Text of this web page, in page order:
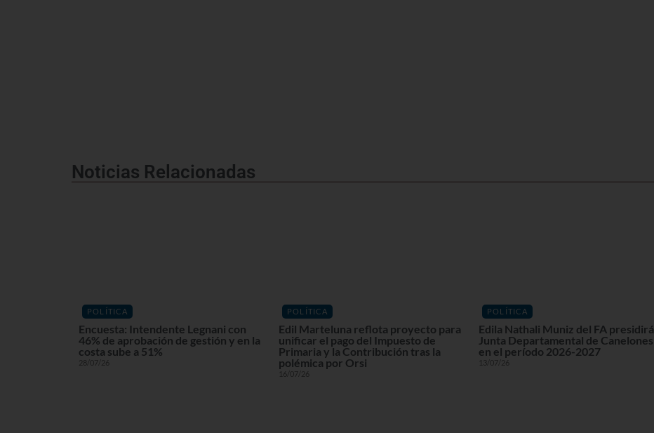
Noticias Relacionadas
POLÍTICA
Encuesta: Intendente Legnani con
46% de aprobación de gestión y en la
costa sube a 51%
28/07/26
POLÍTICA
Edil Marteluna reflota proyecto para
unificar el pago del Impuesto de
Primaria y la Contribución tras la
polémica por Orsi
16/07/26
POLÍTICA
Edila Nathali Muniz del FA presidirá
Junta Departamental de Canelones
en el período 2026-2027
13/07/26